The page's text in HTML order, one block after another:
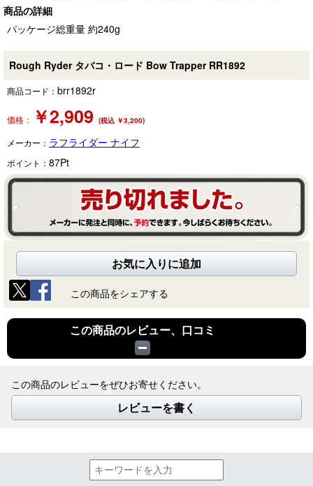
商品の詳細
パッケージ総重量 約240g
Rough Ryder タバコ・ロード Bow Trapper RR1892
商品コード： brr1892r
価格： ￥2,909 (税込 ￥3,200)
メーカー： ラフライダー ナイフ
ポイント： 87Pt
お気に入りに追加
この商品をシェアする
この商品のレビュー、口コミ
この商品のレビューをぜひお寄せください。
レビューを書く